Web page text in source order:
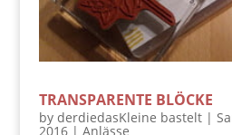
TRANSPARENTE BLÖCKE
by derdiedasKleine bastelt|
2016| Anlässe